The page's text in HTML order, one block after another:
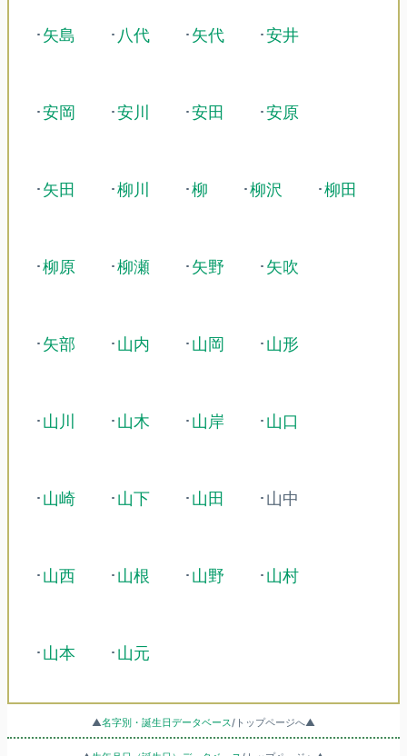
･矢島 ･ 八代 ･矢代 ･安井
･安岡 ･安川 ･安田 ･安原
･矢田 ･柳川 ･柳 ･柳沢 ･柳田
･柳原 ･柳瀬 ･矢野 ･矢吹
･矢部 ･山内 ･山岡 ･山形
･山川 ･山木 ･山岸 ･山口
･山崎 ･山下 ･山田 ･山中
･山西 ･山根 ･山野 ･山村
･山本 ･山元
▲名字別・誕生日データベース/トップページへ▲